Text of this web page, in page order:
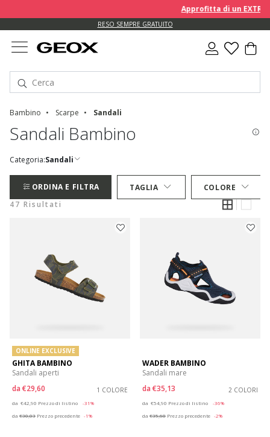
Approfitta di un EXTRA
RESO SEMPRE GRATUITO
Bambino Scarpe Sandali
Sandali Bambino
Categoria:Sandali
ORDINA E FILTRA TAGLIA
COLORE
47 Risultati
ONLINE EXCLUSIVE
GHITA BAMBINO
Sandali aperti
da €29,60 1 COLORE
da €42,90 Prezzo di listino
-31%
da €30,03 Prezzo precedente -1%
WADER BAMBINO
Sandali mare
da €35,13 2 COLORI
da €54,90 Prezzo di listino
-36%
da €35,68 Prezzo precedente -2%